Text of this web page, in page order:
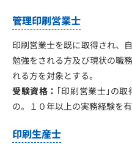
管理印刷営業士
印刷営業士を既に取得され、
勉強をされる方及び現状の職
れる方を対象とする。
受験資格： ｢印刷営業士｣の
の。１０年以上の実務経験を
印刷生産士